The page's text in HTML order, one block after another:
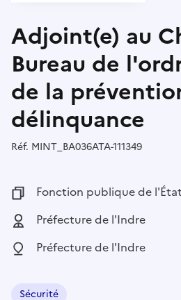
Adjoint(e) au
Bureau de
de la
délinquance
Réf. Référence :
MINT_BA036ATA-111349
Fonction publique :
Fonction publique de l'État
Employeur :
Préfecture de l'Indre
Localisation :
Préfecture de l'Indre
Sécurité